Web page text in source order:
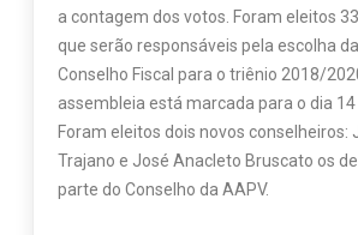
a contagem dos votos. Foram eleitos
que serão responsáveis pela escolha
Conselho Fiscal para o triênio 2018/
assembleia está marcada para o dia
Foram eleitos dois novos conselheiros:
Trajano e José Anacleto Bruscato os
parte do Conselho da AAPV.